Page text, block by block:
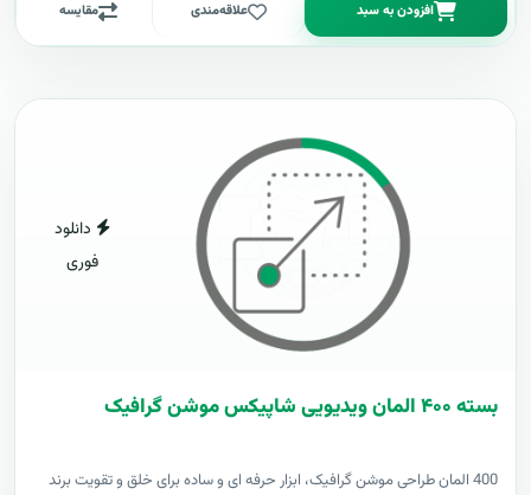
افزودن به سبد علاقه‌مندی مقایسه
دانلود
فوری
بسته ۴۰۰ المان ویدیویی شاپیکس موشن گرافیک
400 المان طراحی موشن گرافیک، ابزار حرفه ای و ساده برای خلق و تقویت برند